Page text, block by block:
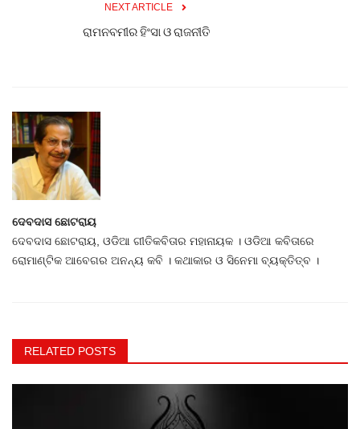
NEXT ARTICLE
ରାମନବମୀର ହିଂସା ଓ ରାଜନୀତି
ଦେବଦାସ ଛୋଟରାୟ
ଦେବଦାସ ଛୋଟରାୟ, ଓଡିଆ ଗୀତିକବିତାର ମହାନାୟକ । ଓଡିଆ କବିତାରେ
ରୋମାଣ୍ଟିକ ଆବେଗର ଅନନ୍ୟ କବି । କଥାକାର ଓ ସିନେମା ବ୍ୟକ୍ତିତ୍ବ ।
RELATED POSTS